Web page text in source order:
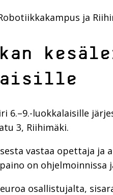
ja
6.–9.-luokkalaisille
3, Riihimäki.
vastaa opettaja
on
osallistujalta,